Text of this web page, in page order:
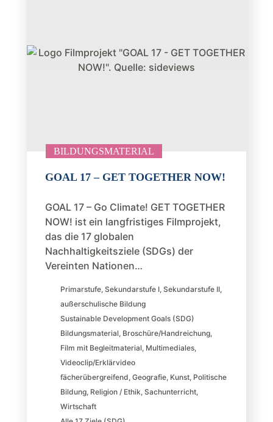
BILDUNGSMATERIAL
GOAL 17 – GET TOGETHER NOW!
GOAL 17 – Go Climate! GET TOGETHER
NOW! ist ein langfristiges Filmprojekt,
das die 17 globalen
Nachhaltigkeitsziele (SDGs) der
Vereinten Nationen…
Primarstufe, Sekundarstufe I, Sekundarstufe II,
außerschulische Bildung
Sustainable Development Goals (SDG)
Bildungsmaterial, Broschüre/Handreichung,
Film mit Begleitmaterial, Multimediales,
Videoclip/Erklärvideo
fächerübergreifend, Geografie, Kunst, Politische
Bildung, Religion / Ethik, Sachunterricht,
Wirtschaft